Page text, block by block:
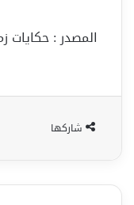
المصدر : حكايات
شاركها